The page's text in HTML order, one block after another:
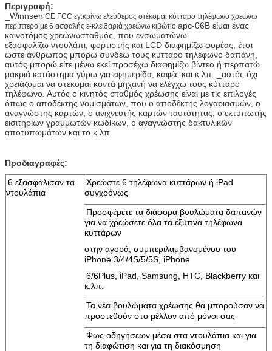
Περιγραφή:
_Winnsen CE FCC εγ:κρίνω ελεύθερος στέκομαι κύτταρο τηλέφωνο χρεώνω
περίπτερο με 6 ασφαλής ε-κλειδαριά χρεώνω κιβώτιο apc-06B είμαι ένας
καινοτόμος χρεώνωσταθμός, που ενσωματώνω
εξασφαλίζω ντουλάπι, φορτιστής και LCD διαφημίζω φορέας, έτσι
ώστε άνθρωπος μπορώ συνδέω τους κύτταρο τηλέφωνο δαπάνη,
αυτός μπορώ είτε μένω εκεί προσέχω διαφημίζω βίντεο ή περπατώ
μακριά κατάστημα γύρω για εφημερίδα, καφές και κ.λπ. _αυτός όχι
χρειάζομαι να στέκομαι κοντά μηχανή να ελέγχω τους κύτταρο
τηλέφωνο. Αυτός ο κινητός σταθμός χρέωσης είναι με τις επιλογές
όπως ο αποδέκτης νομισμάτων, που ο αποδέκτης λογαριασμών, ο
αναγνώστης καρτών, ο ανιχνευτής καρτών ταυτότητας, ο εκτυπωτής
εισιτηρίων γραμμωτών κωδίκων, ο αναγνώστης δακτυλικών
αποτυπωμάτων και το κ.λπ.
Προδιαγραφές:
6 εξασφάλισαν τα
ντουλάπια
Χρεώστε 6 τηλέφωνα κυττάρων ή iPad
συγχρόνως
Προσφέρετε τα διάφορα βουλώματα δαπανών
για να χρεώσετε όλα τα έξυπνα τηλέφωνα
κυττάρων
στην αγορά, συμπεριλαμβανομένου του
iPhone 3/4/4S/5/5S, iPhone
6/6Plus, iPad, Samsung, HTC, Blackberry και
κ.λπ.
Τα νέα βουλώματα χρέωσης θα μπορούσαν να
προστεθούν στο μέλλον από μόνοι σας
Φως οδηγήσεων μέσα στα ντουλάπια και για
τη διαφώτιση και για τη διακόσμηση